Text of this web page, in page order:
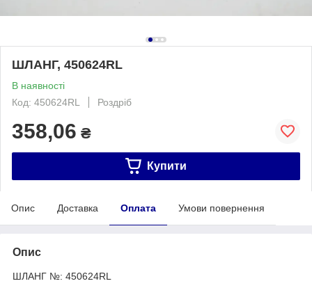
ШЛАНГ, 450624RL
В наявності
Код: 450624RL
Роздріб
358,06 ₴
Купити
Опис Доставка Оплата Умови повернення
Опис
ШЛАНГ №: 450624RL